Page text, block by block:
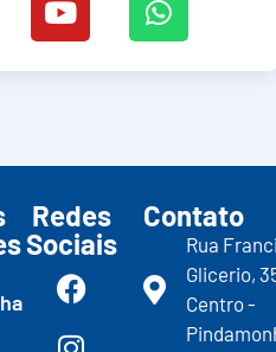
Redes
Sociais
Contato
Rua
Glicerio,
Centro -